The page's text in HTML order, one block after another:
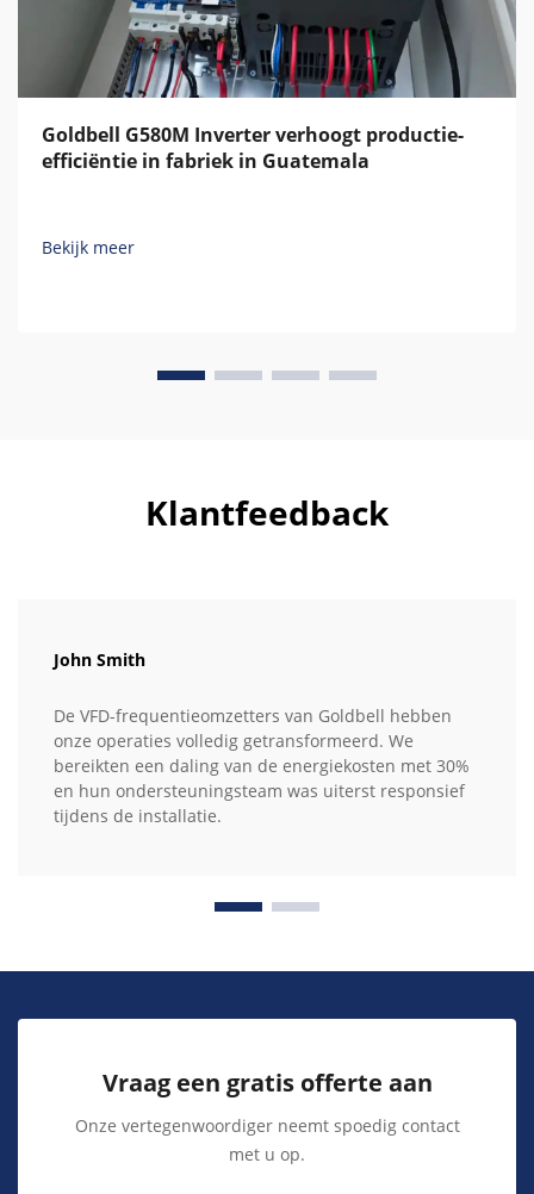
Goldbell G580M Inverter verhoogt productie-
efficiëntie in fabriek in Guatemala
Bekijk meer
Klantfeedback
John Smith
De VFD-frequentieomzetters van Goldbell hebben
onze operaties volledig getransformeerd. We
bereikten een daling van de energiekosten met 30%
en hun ondersteuningsteam was uiterst responsief
tijdens de installatie.
Vraag een gratis offerte aan
Onze vertegenwoordiger neemt spoedig contact
met u op.